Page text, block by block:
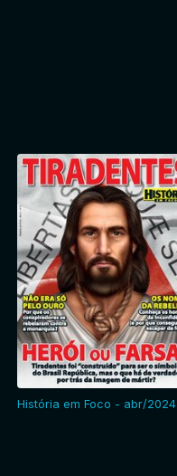
História em Foco - abr/2024